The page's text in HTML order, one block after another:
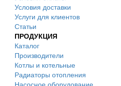
Условия доставки
Услуги для клиентов
Статьи
ПРОДУКЦИЯ
Каталог
Производители
Котлы и котельные
Радиаторы отопления
Насосное оборудование